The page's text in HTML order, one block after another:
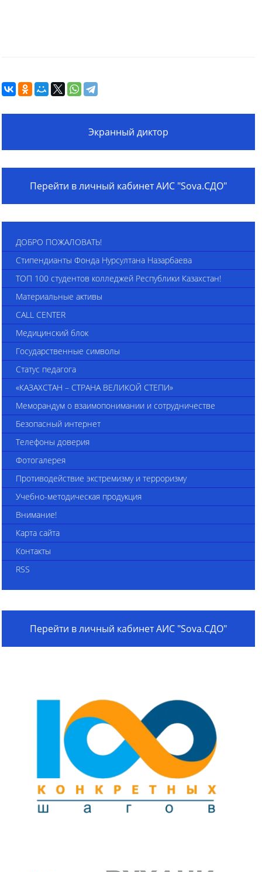
Экранный диктор
Перейти в личный кабинет АИС "Sova.СДО"
ДОБРО ПОЖАЛОВАТЬ!
Стипендианты Фонда Нурсултана Назарбаева
ТОП 100 студентов колледжей Республики Казахстан!
Материальные активы
CALL CENTER
Медицинский блок
Государственные символы
Статус педагога
«КАЗАХСТАН – СТРАНА ВЕЛИКОЙ СТЕПИ»
Меморандум о взаимопонимании и сотрудничестве
Безопасный интернет
Телефоны доверия
Фотогалерея
Противодействие экстремизму и терроризму
Учебно-методическая продукция
Внимание!
Карта сайта
Контакты
RSS
Перейти в личный кабинет АИС "Sova.СДО"